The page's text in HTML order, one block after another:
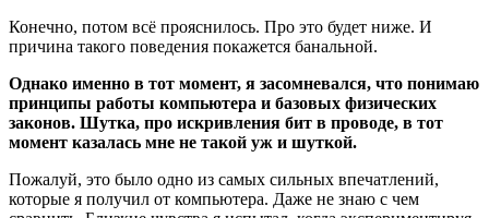
Конечно, потом всё прояснилось. Про это будет ниже. И
причина такого поведения покажется банальной.
Однако именно в тот момент, я засомневался, что понимаю
принципы работы компьютера и базовых физических
законов. Шутка, про искривления бит в проводе, в тот
момент казалась мне не такой уж и шуткой.
Пожалуй, это было одно из самых сильных впечатлений,
которые я получил от компьютера. Даже не знаю с чем